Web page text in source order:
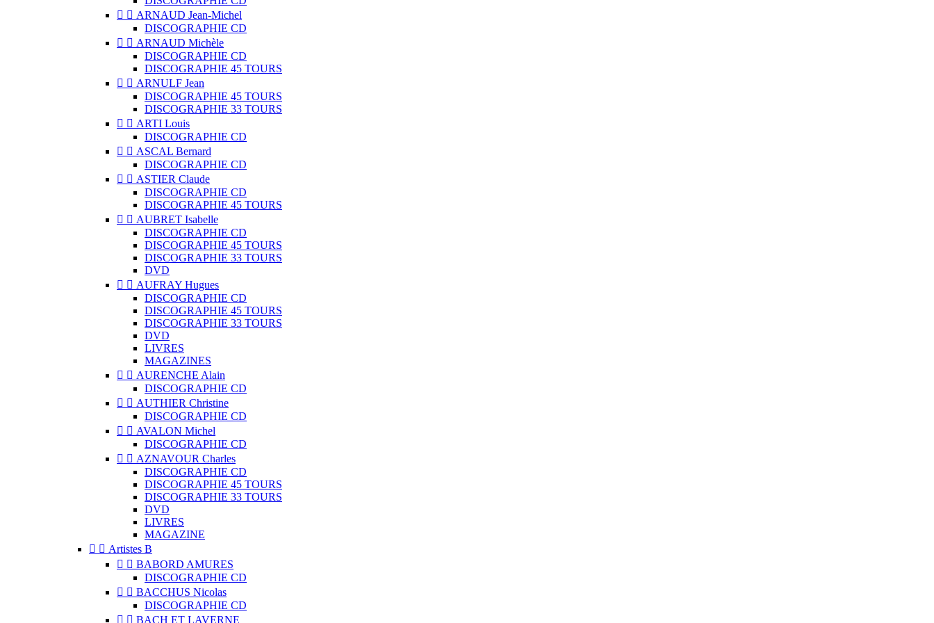
  ARNAUD Jean-Michel
DISCOGRAPHIE CD
  ARNAUD Michèle
DISCOGRAPHIE CD
DISCOGRAPHIE 45 TOURS
  ARNULF Jean
DISCOGRAPHIE 45 TOURS
DISCOGRAPHIE 33 TOURS
  ARTI Louis
DISCOGRAPHIE CD
  ASCAL Bernard
DISCOGRAPHIE CD
  ASTIER Claude
DISCOGRAPHIE CD
DISCOGRAPHIE 45 TOURS
  AUBRET Isabelle
DISCOGRAPHIE CD
DISCOGRAPHIE 45 TOURS
DISCOGRAPHIE 33 TOURS
DVD
  AUFRAY Hugues
DISCOGRAPHIE CD
DISCOGRAPHIE 45 TOURS
DISCOGRAPHIE 33 TOURS
DVD
LIVRES
MAGAZINES
  AURENCHE Alain
DISCOGRAPHIE CD
  AUTHIER Christine
DISCOGRAPHIE CD
  AVALON Michel
DISCOGRAPHIE CD
  AZNAVOUR Charles
DISCOGRAPHIE CD
DISCOGRAPHIE 45 TOURS
DISCOGRAPHIE 33 TOURS
DVD
LIVRES
MAGAZINE
  Artistes B
  BABORD AMURES
DISCOGRAPHIE CD
  BACCHUS Nicolas
DISCOGRAPHIE CD
  BACH ET LAVERNE